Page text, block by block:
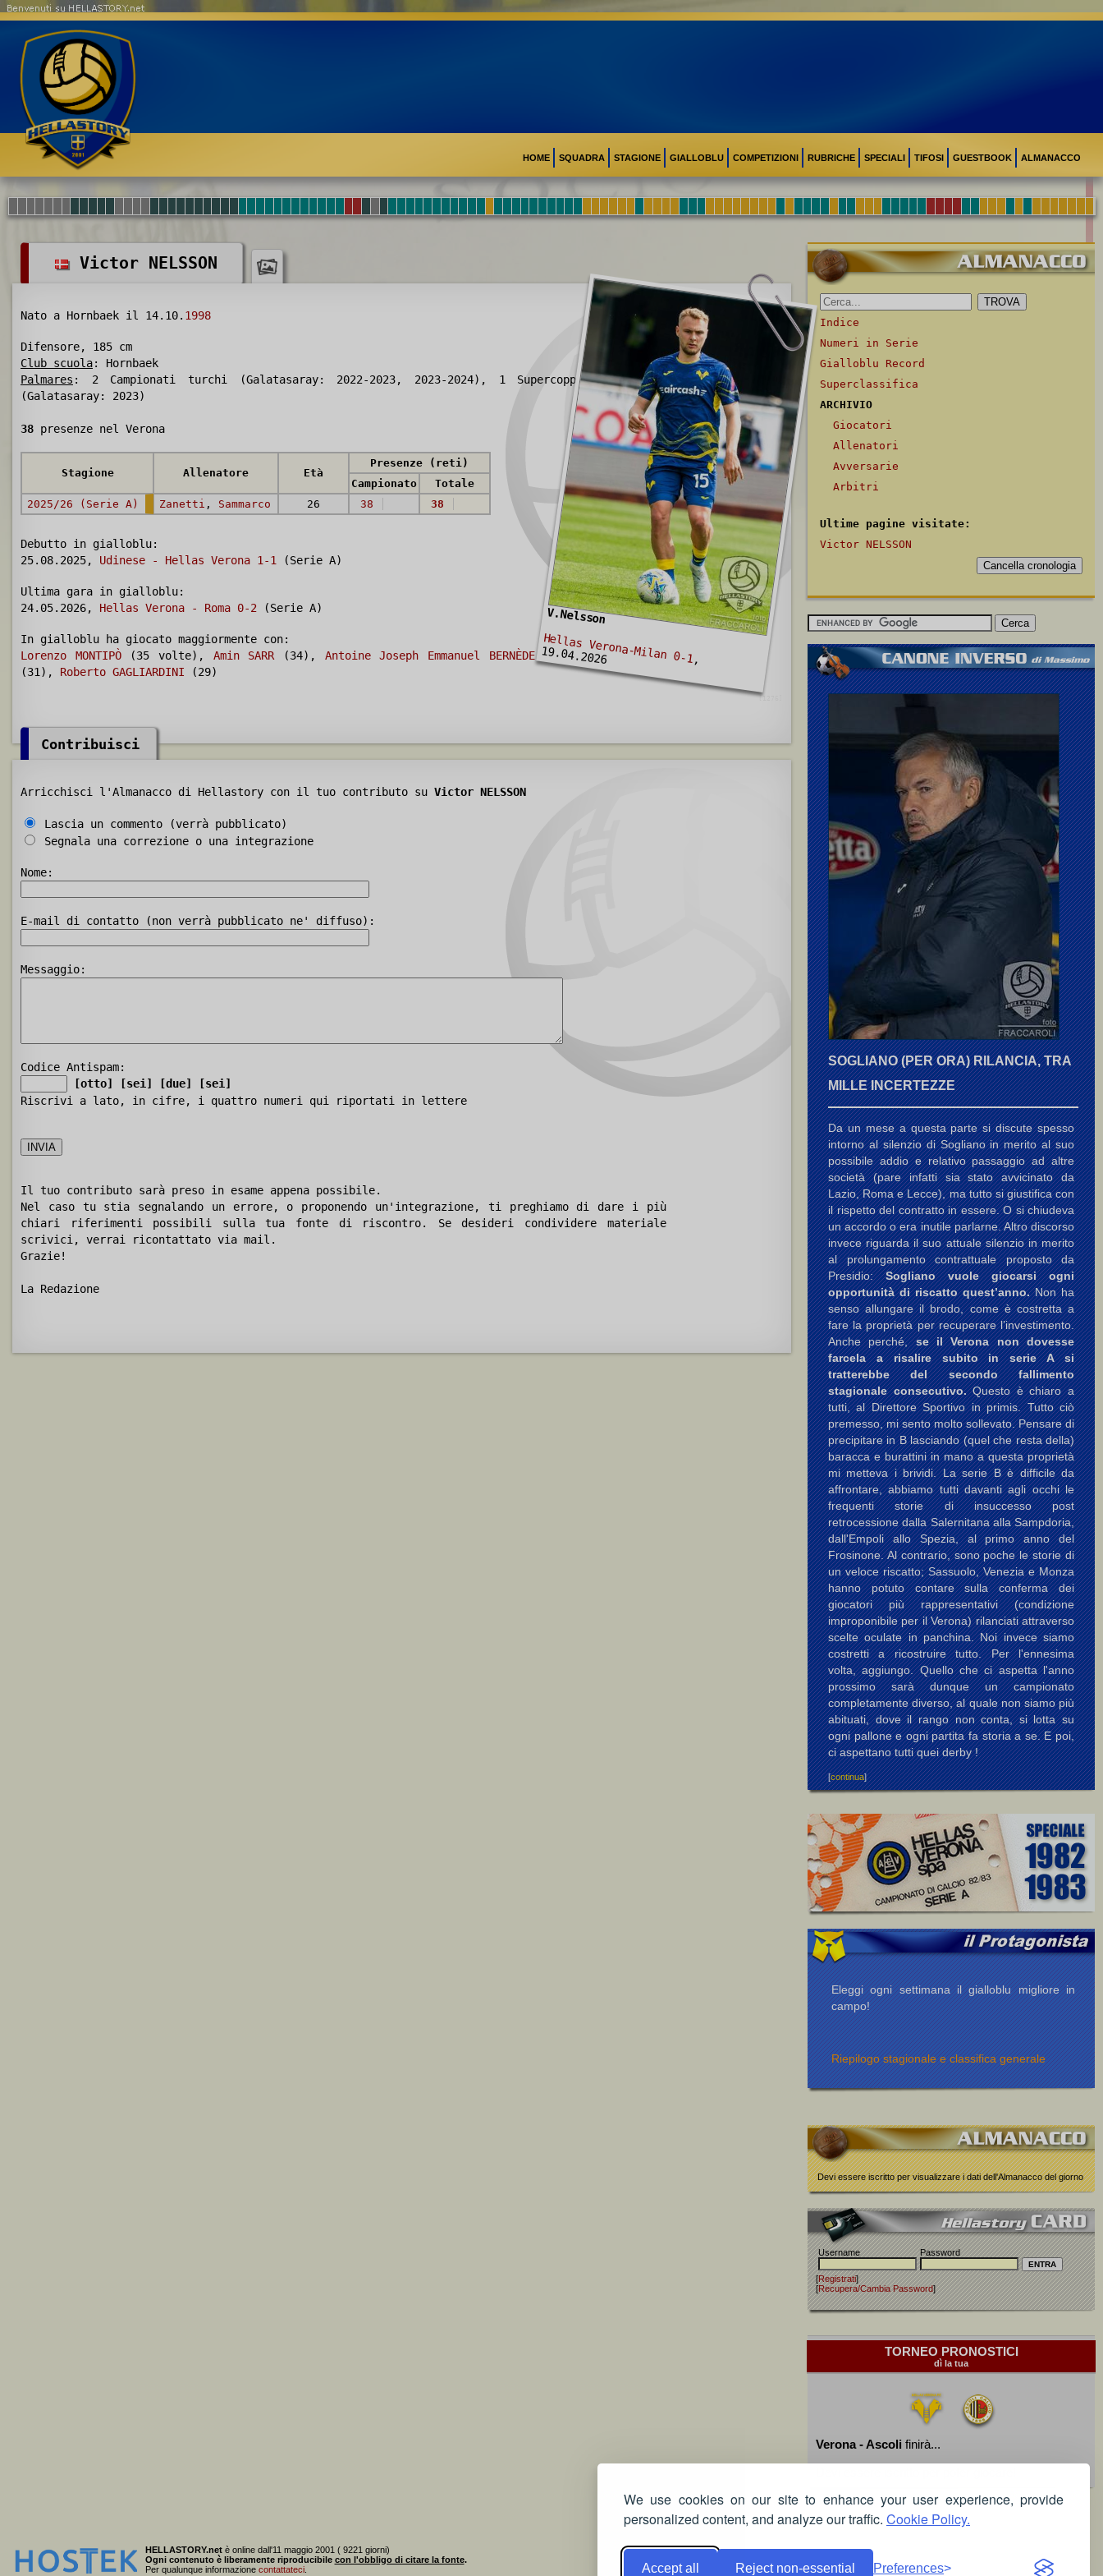
We use cookies on our site to enhance your user experience, provide
personalized content, and analyze our traffic. Cookie Policy.
Accept all Reject non-essential Preferences
HOME SQUADRA STAGIONE GIALLOBLU COMPETIZIONI RUBRICHE SPECIALI TIFOSI GUESTBOOK ALMANACCO
Benvenuti su HELLASTORY.net
Victor NELSSON
V.Nelsson
Hellas Verona-Milan 0-1,
19.04.2026
Nato a Hornbaek il 14.10. 1998
Difensore, 185 cm
Club scuola: Hornbaek
Palmares : 2 Campionati turchi (Galatasaray: 2022-2023, 2023-2024), 1 Supercoppa di Turchia
(Galatasaray: 2023)
38 presenze nel Verona
Stagione Allenatore Età
Presenze (reti)
Campionato
Totale
2025/26 (Serie A)
Zanetti , Sammarco 26 38 38
Debutto in gialloblu:
25.08.2025, Udinese - Hellas Verona 1-1 (Serie A)
Ultima gara in gialloblu:
24.05.2026, Hellas Verona - Roma 0-2 (Serie A)
In gialloblu ha giocato maggiormente con:
Lorenzo MONTIPÒ(35 volte), Amin SARR (34), Antoine Joseph Emmanuel BERNÈDE(32),Martin FRESE
(31), Roberto GAGLIARDINI (29)
[1276]
Contribuisci
Arricchisci l'Almanacco di Hellastory con il tuo contributo su Victor NELSSON
Lascia un commento (verrà pubblicato)
Segnala una correzione o una integrazione
Nome:
E-mail di contatto (non verrà pubblicato ne' diffuso):
Messaggio:
Codice Antispam:
[otto]
[sei] [due]
[sei]
Riscrivi a lato, in cifre, i quattro numeri qui riportati in lettere
Il tuo contributo sarà preso in esame appena possibile.
Nel caso tu stia segnalando un errore, o proponendo un'integrazione, ti preghiamo di dare i più
chiari riferimenti possibili sulla tua fonte di riscontro. Se desideri condividere materiale
scrivici, verrai ricontattato via mail.
Grazie!
La Redazione
Indice
Numeri in Serie
Gialloblu Record
Superclassifica
ARCHIVIO
Giocatori
Allenatori
Avversarie
Arbitri
Ultime pagine visitate:
Victor NELSSON
SOGLIANO (PER ORA) RILANCIA, TRA
MILLE INCERTEZZE
Da un mese a questa parte si discute spesso
intorno al silenzio di Sogliano in merito al suo
possibile addio e relativo passaggio ad altre
società (pare infatti sia stato avvicinato da
Lazio, Roma e Lecce), ma tutto si giustifica con
il rispetto del contratto in essere. O si chiudeva
un accordo o era inutile parlarne. Altro discorso
invece riguarda il suo attuale silenzio in merito
al prolungamento contrattuale proposto da
Presidio:Sogliano vuole giocarsi ogni
opportunità di riscatto quest’anno.Non ha
senso allungare il brodo, come è costretta a
fare la proprietà per recuperare l’investimento.
Anche perché,se il Verona non dovesse
farcela a risalire subito in serie A si
tratterebbe del secondo fallimento
stagionale consecutivo.Questo è chiaro a
tutti, al Direttore Sportivo in primis. Tutto ciò
premesso, mi sento molto sollevato. Pensare di
precipitare in B lasciando (quel che resta della)
baracca e burattini in mano a questa proprietà
mi metteva i brividi. La serie B è difficile da
affrontare, abbiamo tutti davanti agli occhi le
frequenti storie di insuccesso post
retrocessione dalla Salernitana alla Sampdoria,
dall'Empoli allo Spezia, al primo anno del
Frosinone. Al contrario, sono poche le storie di
un veloce riscatto; Sassuolo, Venezia e Monza
hanno potuto contare sulla conferma dei
giocatori più rappresentativi (condizione
improponibile per il Verona) rilanciati attraverso
scelte oculate in panchina. Noi invece siamo
costretti a ricostruire tutto. Per l'ennesima
volta, aggiungo. Quello che ci aspetta l'anno
prossimo sarà dunque un campionato
completamente diverso, al quale non siamo più
abituati, dove il rango non conta, si lotta su
ogni pallone e ogni partita fa storia a se. E poi,
ci aspettano tutti quei derby !
[continua]
Eleggi ogni settimana il gialloblu migliore in
campo!
Riepilogo stagionale e classifica generale
Devi essere iscritto per visualizzare i dati dell'Almanacco del giorno
Username Password
[Registrati]
[Recupera/Cambia Password]
TORNEO PRONOSTICI
dì la tua
Verona - Ascoli finirà...
HELLASTORY.netè online dall'11 maggio 2001 ( 9221 giorni)
Ogni contenuto è liberamente riproducibile con l'obbligo di citare la fonte.
Per qualunque informazione contattateci.